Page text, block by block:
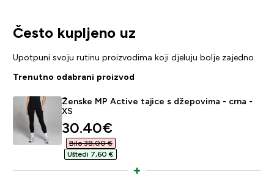
Često kupljeno uz
Upotpuni svoju rutinu proizvodima koji djeluju bolje zajedno
Trenutno odabrani proizvod
Ženske MP Active tajice s džepovima - crna -
XS
discounted price
30.40€‎
Bilo 38,00 €‎
Uštedi 7,60 €‎